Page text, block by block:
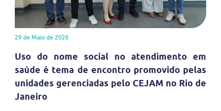
29 de Maio de 2026
Uso do nome social no atendimento em
saúde é tema de encontro promovido pelas
unidades gerenciadas pelo CEJAM no Rio de
Janeiro